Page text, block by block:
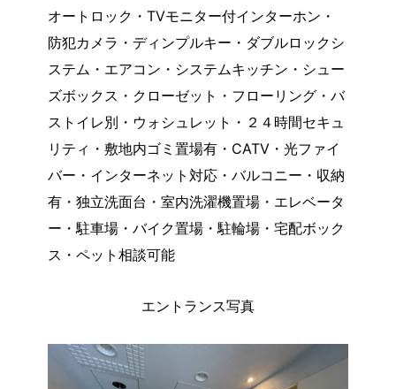
オートロック・TVモニター付インターホン・
防犯カメラ・ディンプルキー・ダブルロックシ
ステム・エアコン・システムキッチン・シュー
ズボックス・クローゼット・フローリング・バ
ストイレ別・ウォシュレット・２４時間セキュ
リティ・敷地内ゴミ置場有・CATV・光ファイ
バー・インターネット対応・バルコニー・収納
有・独立洗面台・室内洗濯機置場・エレベータ
ー・駐車場・バイク置場・駐輪場・宅配ボック
ス・ペット相談可能
エントランス写真